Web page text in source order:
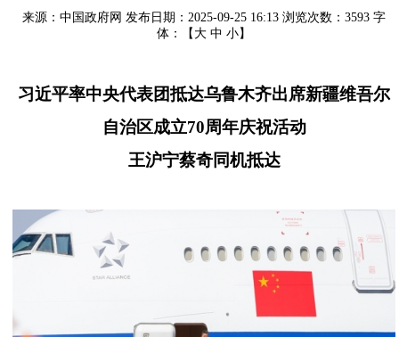
来源：中国政府网 发布日期：2025-09-25 16:13 浏览次数： 3593 字
体：【 大 中 小】
习近平率中央代表团抵达乌鲁木齐出席新疆维吾尔
自治区成立70周年庆祝活动
王沪宁蔡奇同机抵达